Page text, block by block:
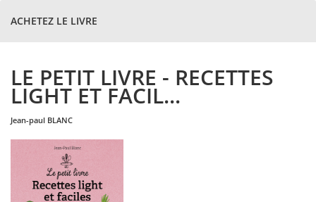
ACHETEZ LE LIVRE
LE PETIT LIVRE - RECETTES
LIGHT ET FACIL...
jean-paul BLANC